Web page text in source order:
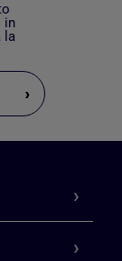
in
la
›